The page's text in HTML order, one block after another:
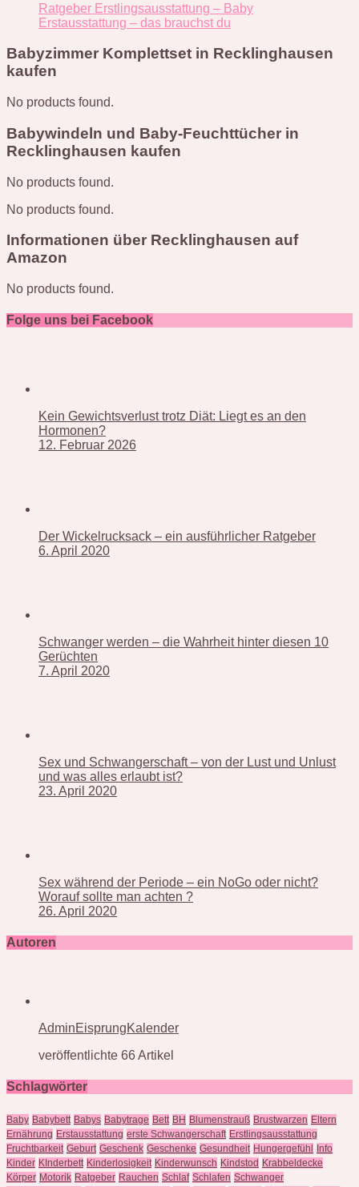
Ratgeber Erstlingsausstattung – Baby
Erstausstattung – das brauchst du
Babyzimmer Komplettset in Recklinghausen
kaufen
No products found.
Babywindeln und Baby-Feuchttücher in
Recklinghausen kaufen
No products found.
No products found.
Informationen über Recklinghausen auf
Amazon
No products found.
Folge uns bei Facebook
Kein Gewichtsverlust trotz Diät: Liegt es an den
Hormonen?
12. Februar 2026
Der Wickelrucksack – ein ausführlicher Ratgeber
6. April 2020
Schwanger werden – die Wahrheit hinter diesen 10
Gerüchten
7. April 2020
Sex und Schwangerschaft – von der Lust und Unlust
und was alles erlaubt ist?
23. April 2020
Sex während der Periode – ein NoGo oder nicht?
Worauf sollte man achten ?
26. April 2020
Autoren
AdminEisprungKalender
veröffentlichte 66 Artikel
Schlagwörter
Baby Babybett Babys Babytrage Bett BH Blumenstrauß Brustwarzen Eltern
Ernährung Erstausstattung erste Schwangerschaft Erstlingsausstattung
Fruchtbarkeit Geburt Geschenk Geschenke Gesundheit Hungergefühl Info
Kinder KInderbett Kinderlosigkeit Kinderwunsch Kindstod Krabbeldecke
Körper Motorik Ratgeber Rauchen Schlaf Schlafen Schwanger